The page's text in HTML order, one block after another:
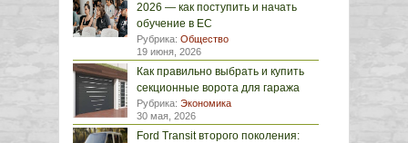
2026 — как поступить и начать
обучение в ЕС
Рубрика: Общество
19 июня, 2026
Как правильно выбрать и купить
секционные ворота для гаража
Рубрика: Экономика
30 мая, 2026
Ford Transit второго поколения: